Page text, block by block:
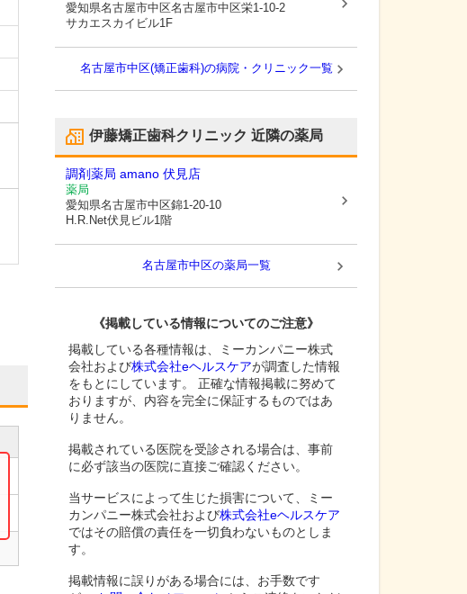
愛知県名古屋市中区名古屋市中区栄1-10-2
サカエスカイビル1F
名古屋市中区(矯正歯科)の病院・クリニック一覧
伊藤矯正歯科クリニック 近隣の薬局
調剤薬局 amano 伏見店
薬局
愛知県名古屋市中区錦1-20-10
H.R.Net伏見ビル1階
名古屋市中区の薬局一覧
《掲載している情報についてのご注意》
掲載している各種情報は、ミーカンパニー株式
会社および株式会社eヘルスケアが調査した情報
をもとにしています。 正確な情報掲載に努めて
おりますが、内容を完全に保証するものではあ
りません。
掲載されている医院を受診される場合は、事前
に必ず該当の医院に直接ご確認ください。
当サービスによって生じた損害について、ミー
カンパニー株式会社および株式会社eヘルスケア
ではその賠償の責任を一切負わないものとしま
す。
掲載情報に誤りがある場合には、お手数です